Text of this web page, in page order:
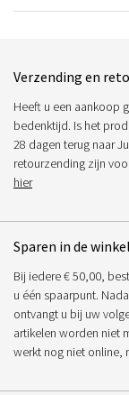
Verzending en
Heeft u een aankoop
bedenktijd. Is het
28 dagen terug naar
retourzending zijn
hier
Sparen in de winkel
Bij iedere € 50,00,
u één spaarpunt.
ontvangt u bij uw
artikelen worden niet
werkt nog niet online,